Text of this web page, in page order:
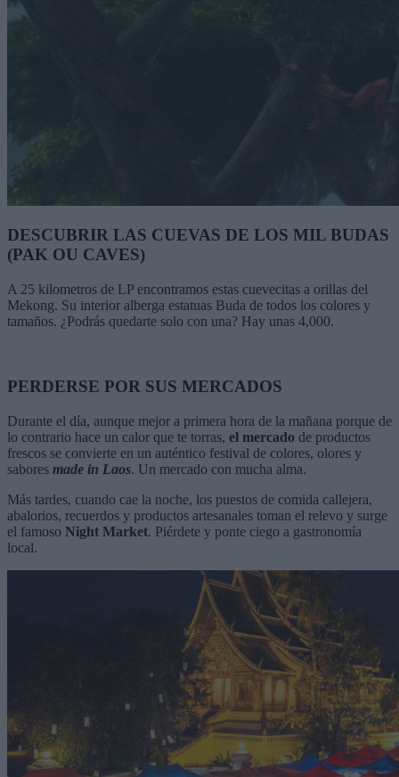
DESCUBRIR LAS CUEVAS DE LOS MIL BUDAS
(PAK OU CAVES)
A 25 kilometros de LP encontramos estas cuevecitas a orillas del
Mekong. Su interior alberga estatuas Buda de todos los colores y
tamaños. ¿Podrás quedarte solo con una? Hay unas 4,000.
PERDERSE POR SUS MERCADOS
Durante el día, aunque mejor a primera hora de la mañana porque de
lo contrario hace un calor que te torras, el mercado de productos
frescos se convierte en un auténtico festival de colores, olores y
sabores made in Laos. Un mercado con mucha alma.
Más tardes, cuando cae la noche, los puestos de comida callejera,
abalorios, recuerdos y productos artesanales toman el relevo y surge
el famoso Night Market. Piérdete y ponte ciego a gastronomía
local.